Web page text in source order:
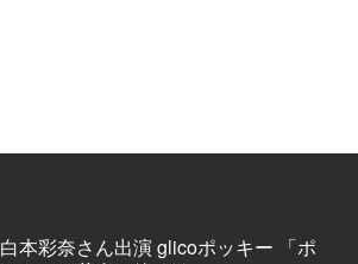
白本彩奈さん出演 glicoポッキー 「ポ